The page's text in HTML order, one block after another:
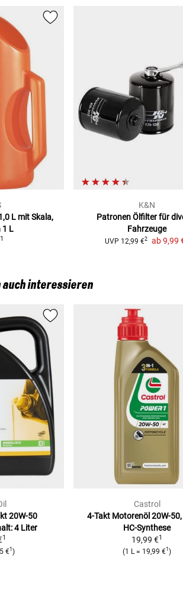
L mit Skala,
1 L
1
K&N
Patronen Ölfilterfür
Fahrzeuge
UVP 12,99 €2 ab 9,99
auch interessieren
20W-50
4 Liter
1
€1 )
Castrol
4-Takt Motorenöl 20W-
HC-Synthese
19,99 €1
(1 L = 19,99 €1 )